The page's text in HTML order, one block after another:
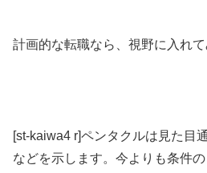
計画的な転職なら、視野に入れて
[st-kaiwa4 r]ペンタクルは見た目
などを示します。今よりも条件